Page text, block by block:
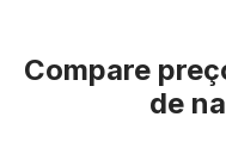
Compare
de